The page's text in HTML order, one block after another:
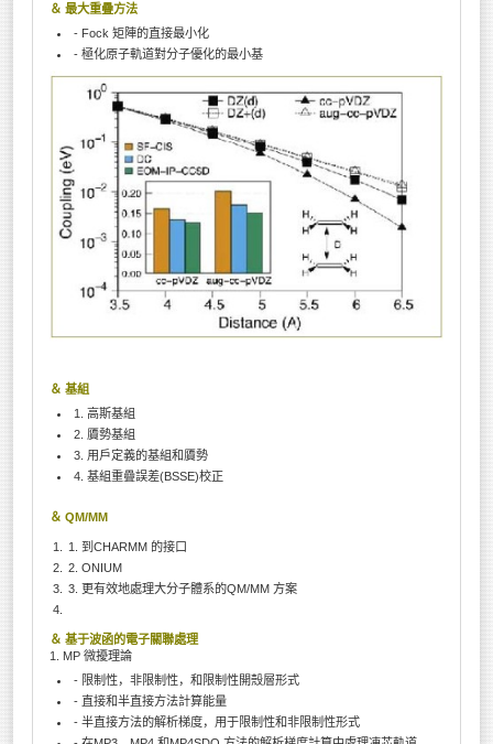
＆ 最大重疊方法
- Fock 矩陣的直接最小化
- 極化原子軌道對分子優化的最小基
＆ 基組
1. 高斯基組
2. 贗勢基組
3. 用戶定義的基組和贗勢
4. 基組重疊誤差(BSSE)校正
＆ QM/MM
1. 到CHARMM 的接口
2. ONIUM
3. 更有效地處理大分子體系的QM/MM 方案
＆ 基于波函的電子關聯處理
1. MP 微擾理論
- 限制性，非限制性，和限制性開殼層形式
- 直接和半直接方法計算能量
- 半直接方法的解析梯度，用于限制性和非限制性形式